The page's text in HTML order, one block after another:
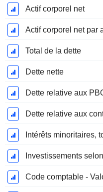
Actif corporel net
Actif corporel net par
Total de la dette
Dette nette
Dette relative aux
Dette relative aux
Code comptable -